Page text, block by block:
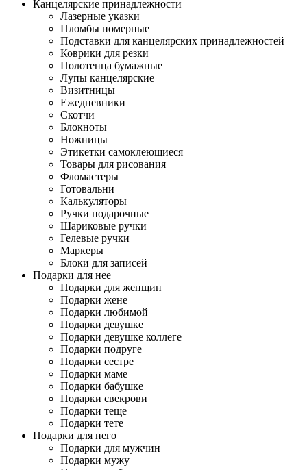
Канцелярские принадлежности
Лазерные указки
Пломбы номерные
Подставки для канцелярских принадлежностей
Коврики для резки
Полотенца бумажные
Лупы канцелярские
Визитницы
Ежедневники
Скотчи
Блокноты
Ножницы
Этикетки самоклеющиеся
Товары для рисования
Фломастеры
Готовальни
Калькуляторы
Ручки подарочные
Шариковые ручки
Гелевые ручки
Маркеры
Блоки для записей
Подарки для нее
Подарки для женщин
Подарки жене
Подарки любимой
Подарки девушке
Подарки девушке коллеге
Подарки подруге
Подарки сестре
Подарки маме
Подарки бабушке
Подарки свекрови
Подарки теще
Подарки тете
Подарки для него
Подарки для мужчин
Подарки мужу